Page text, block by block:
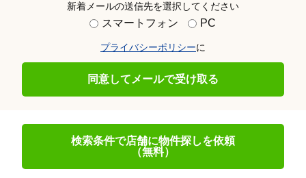
新着メールの送信先を選択してください
スマートフォン PC
プライバシーポリシーに
同意してメールで受け取る
検索条件で店舗に物件探しを依頼
（無料）